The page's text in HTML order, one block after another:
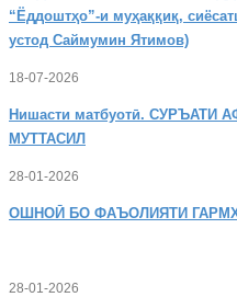
“Ёддоштҳо”-и муҳаққиқ,
устод Саймумин Ятимов)
18-07-2026
Нишасти матбуотӣ. СУРЪАТИ
МУТТАСИЛ
28-01-2026
ОШНОӢ БО ФАЪОЛИЯТИ
28-01-2026